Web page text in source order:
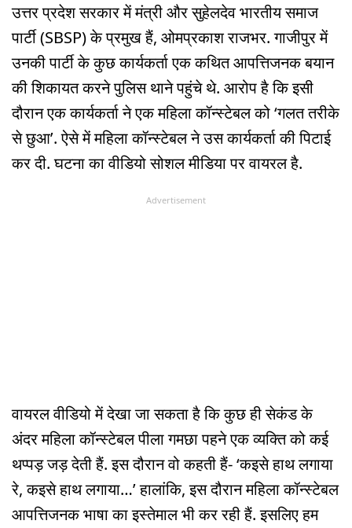
उत्तर प्रदेश सरकार में मंत्री और सुहेलदेव भारतीय समाज
पार्टी (SBSP) के प्रमुख हैं, ओमप्रकाश राजभर. गाजीपुर में
उनकी पार्टी के कुछ कार्यकर्ता एक कथित आपत्तिजनक बयान
की शिकायत करने पुलिस थाने पहुंचे थे. आरोप है कि इसी
दौरान एक कार्यकर्ता ने एक महिला कॉन्स्टेबल को ‘गलत तरीके
से छुआ’. ऐसे में महिला कॉन्स्टेबल ने उस कार्यकर्ता की पिटाई
कर दी. घटना का वीडियो सोशल मीडिया पर वायरल है.
Advertisement
वायरल वीडियो में देखा जा सकता है कि कुछ ही सेकंड के
अंदर महिला कॉन्स्टेबल पीला गमछा पहने एक व्यक्ति को कई
थप्पड़ जड़ देती हैं. इस दौरान वो कहती हैं- ‘कइसे हाथ लगाया
रे, कइसे हाथ लगाया…’ हालांकि, इस दौरान महिला कॉन्स्टेबल
आपत्तिजनक भाषा का इस्तेमाल भी कर रही हैं. इसलिए हम